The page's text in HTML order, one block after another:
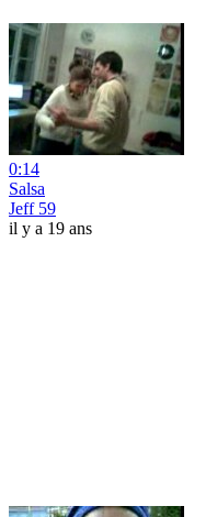
0:14
Salsa
Jeff 59
il y a 19 ans